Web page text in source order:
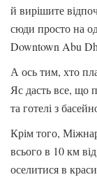
й вирішите
сюди просто на
Downtown Abu
А ось тим, хто
Яс дасть все, що
та готелі з
Крім того,
всього в 10 км
оселитися в